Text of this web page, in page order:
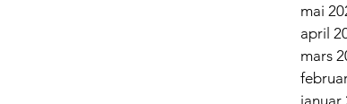
mai
april
mars
januar